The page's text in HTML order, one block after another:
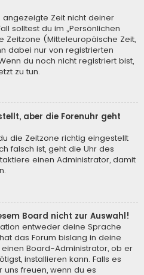
Zeit nicht deiner
solltest du im „Persönlichen
Zeitzone (Mitteleuropäische Zeit,
dabei nur von registrierten
du noch nicht registriert bist,
zu tun.
aber die Forenuhr geht
die Zeitzone richtig eingestellt
falsch ist, geht die Uhr des
einen Administrator, damit
Board nicht zur Auswahl!
entweder deine Sprache
das Forum bislang in deine
Board-Administrator, ob er
installieren kann. Falls es
uns freuen, wenn du es